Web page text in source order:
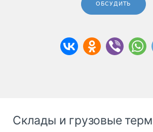
ОБСУДИТЬ
Склады и грузовые